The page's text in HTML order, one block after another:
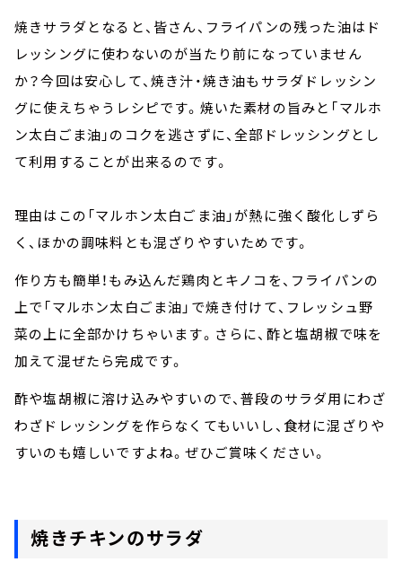
焼きサラダとなると、皆さん、フライパンの残った油はド
レッシングに使わないのが当たり前になっていません
か？今回は安心して、焼き汁・焼き油もサラダドレッシン
グに使えちゃうレシピです。焼いた素材の旨みと「マルホ
ン太白ごま油」のコクを逃さずに、全部ドレッシングとし
て利用することが出来るのです。
理由はこの「マルホン太白ごま油」が熱に強く酸化しずら
く、ほかの調味料とも混ざりやすいためです。
作り方も簡単！もみ込んだ鶏肉とキノコを、フライパンの
上で「マルホン太白ごま油」で焼き付けて、フレッシュ野
菜の上に全部かけちゃいます。さらに、酢と塩胡椒で味を
加えて混ぜたら完成です。
酢や塩胡椒に溶け込みやすいので、普段のサラダ用にわざ
わざドレッシングを作らなくてもいいし、食材に混ざりや
すいのも嬉しいですよね。ぜひご賞味ください。
焼きチキンのサラダ